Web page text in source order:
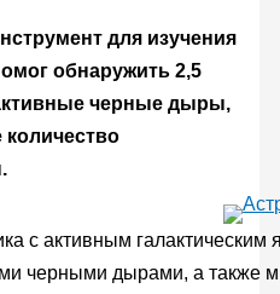
для изучения
обнаружить 2,5
черные дыры,
количество
с активным
черными дырами, а также